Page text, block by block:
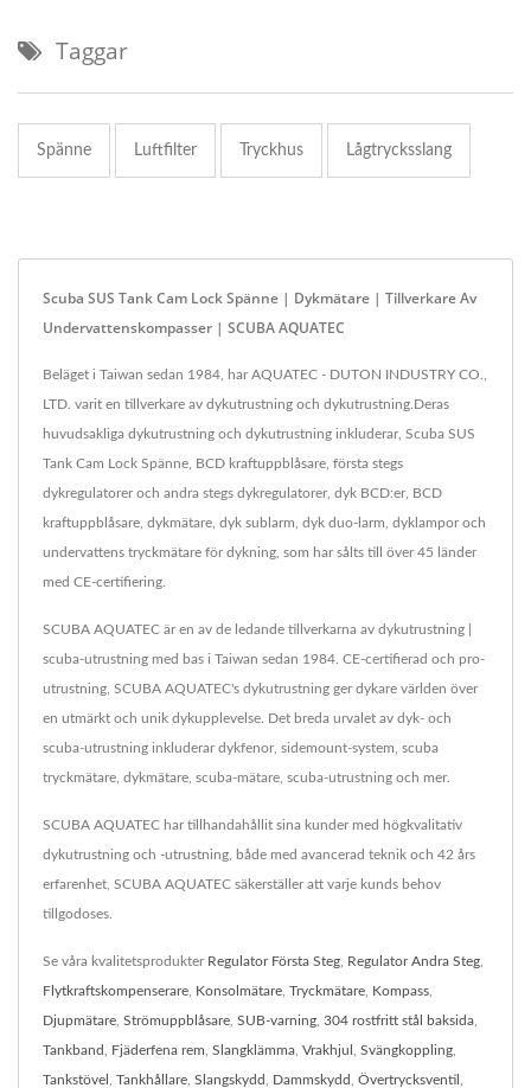
Taggar
Spänne Luftfilter Tryckhus Lågtrycksslang
Scuba SUS Tank Cam Lock Spänne | Dykmätare | Tillverkare Av
Undervattenskompasser | SCUBA AQUATEC
Beläget i Taiwan sedan 1984, har AQUATEC - DUTON INDUSTRY CO.,
LTD. varit en tillverkare av dykutrustning och dykutrustning.Deras
huvudsakliga dykutrustning och dykutrustning inkluderar, Scuba SUS
Tank Cam Lock Spänne, BCD kraftuppblåsare, första stegs
dykregulatorer och andra stegs dykregulatorer, dyk BCD:er, BCD
kraftuppblåsare, dykmätare, dyk sublarm, dyk duo-larm, dyklampor och
undervattens tryckmätare för dykning, som har sålts till över 45 länder
med CE-certifiering.
SCUBA AQUATEC är en av de ledande tillverkarna av dykutrustning |
scuba-utrustning med bas i Taiwan sedan 1984. CE-certifierad och pro-
utrustning, SCUBA AQUATEC's dykutrustning ger dykare världen över
en utmärkt och unik dykupplevelse. Det breda urvalet av dyk- och
scuba-utrustning inkluderar dykfenor, sidemount-system, scuba
tryckmätare, dykmätare, scuba-mätare, scuba-utrustning och mer.
SCUBA AQUATEC har tillhandahållit sina kunder med högkvalitativ
dykutrustning och -utrustning, både med avancerad teknik och 42 års
erfarenhet, SCUBA AQUATEC säkerställer att varje kunds behov
tillgodoses.
Se våra kvalitetsprodukter Regulator Första Steg Regulator Andra Steg
Flytkraftskompenserare Konsolmätare Tryckmätare Kompass
Djupmätare Strömuppblåsare SUB-varning 304 rostfritt stål baksida
Tankband Fjäderfena rem Slangklämma Vrakhjul Svängkoppling
Tankstövel Tankhållare Slangskydd Dammskydd Övertrycksventil